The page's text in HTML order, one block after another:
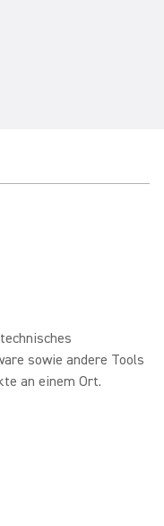
sowie andere Tools
an einem Ort.